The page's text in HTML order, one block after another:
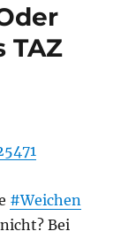
TAZ
#Weichen
Bei